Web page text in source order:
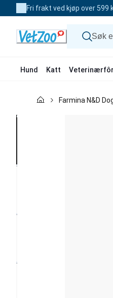
to
Fri frakt ved kjøp over 599
Hund Katt Veterinærfôr
Farmina N&D